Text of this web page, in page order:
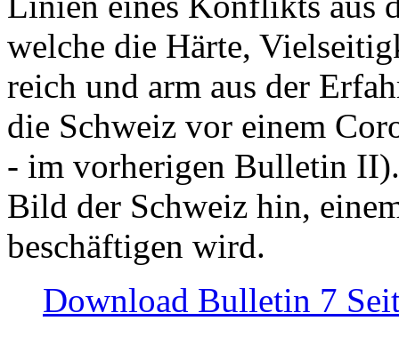
welche die Härte,
reich und arm aus der
die Schweiz vor einem
- im vorherigen Bulletin
Bild der Schweiz hin,
beschäftigen wird.
Download Bulletin 7